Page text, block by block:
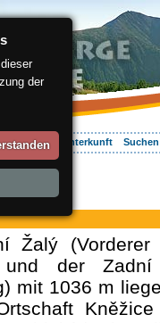
Ihr Urlaub Unterkunft
Žalý (Vorderer
der Zadní
mit 1036 m
Kněžice
der